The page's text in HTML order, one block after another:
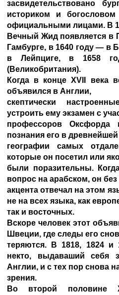
засвидетельствовано
историком и
официальными лицами. В
Вечный Жид появляется в
Гамбурге, в 1640 году — в
в Лейпциге, в 1658
(Великобритания).
Когда в конце XVII века
объявился в Англии,
скептически
устроить ему экзамен с
профессоров Оксфорда
познания его в
географии самых
которые он посетил или
были поразительны.
вопрос на арабском, он
акцента отвечал на этом
не на всех языка, как
так и восточных.
Вскоре человек этот
Швеции, где следы его
теряются. В 1818, 1824 и
некто, выдаваший себя
Англии, и с тех пор снова
зрения.
Во второй половине